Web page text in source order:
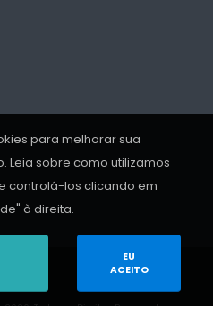
Todos os Direitos Reservados.
para melhorar sua
Leia sobre como utilizamos
controlá-los clicando em
à direita.
EU
ACEITO